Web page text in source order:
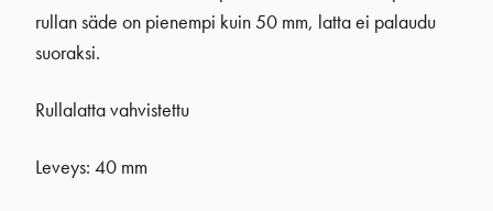
rullan säde on pienempi kuin 50 mm, latta ei palaudu
suoraksi.
Rullalatta vahvistettu
Leveys: 40 mm